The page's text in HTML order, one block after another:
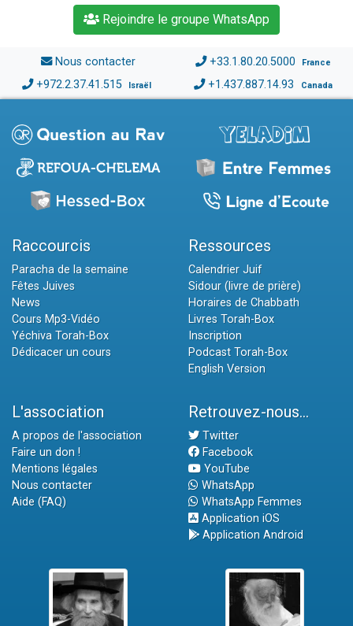
Rejoindre le groupe WhatsApp
Nous contacter +33.1.80.20.5000 France
+972.2.37.41.515 Israël +1.437.887.14.93 Canada
Raccourcis
Paracha de la semaine
Fêtes Juives
News
Cours Mp3-Vidéo
Yéchiva Torah-Box
Dédicacer un cours
Ressources
Calendrier Juif
Sidour (livre de prière)
Horaires de Chabbath
Livres Torah-Box
Inscription
Podcast Torah-Box
English Version
L'association
A propos de l'association
Faire un don !
Mentions légales
Nous contacter
Aide (FAQ)
Retrouvez-nous...
Twitter
Facebook
YouTube
WhatsApp
WhatsApp Femmes
Application iOS
Application Android